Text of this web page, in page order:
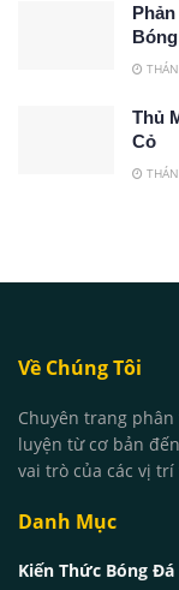
Thủ
Cỏ
Về Chúng Tôi
Chuyên trang
luyện từ cơ bản
vai trò của các vị
Danh Mục
Kiến Thức Bóng Đá